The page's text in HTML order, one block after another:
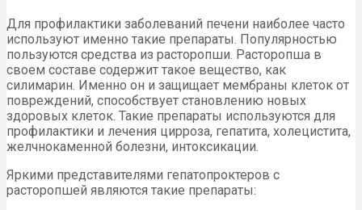
Для профилактики заболеваний печени наиболее часто
используют именно такие препараты. Популярностью
пользуются средства из расторопши. Расторопша в
своем составе содержит такое вещество, как
силимарин. Именно он и защищает мембраны клеток от
повреждений, способствует становлению новых
здоровых клеток. Такие препараты используются для
профилактики и лечения цирроза, гепатита, холецистита,
желчнокаменной болезни, интоксикации.
Яркими представителями гепатопроктеров с
расторопшей являются такие препараты: